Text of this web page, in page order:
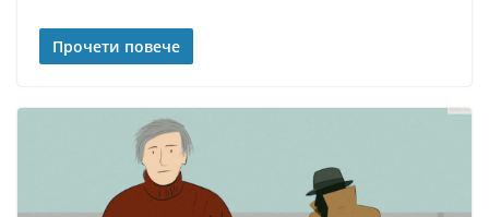
Прочети повече